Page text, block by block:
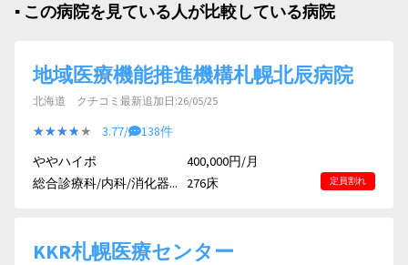
▪︎ この病院を見ている人が比較している病院
地域医療機能推進機構札幌北辰病院
北海道 クチコミ最新追加日:26/05/25
★★★★★
★★★★★ 3.77/
138件
ややハイポ
総合診療科/内科/消化器...
400,000円/月
276床
定員割れ
KKR札幌医療センター